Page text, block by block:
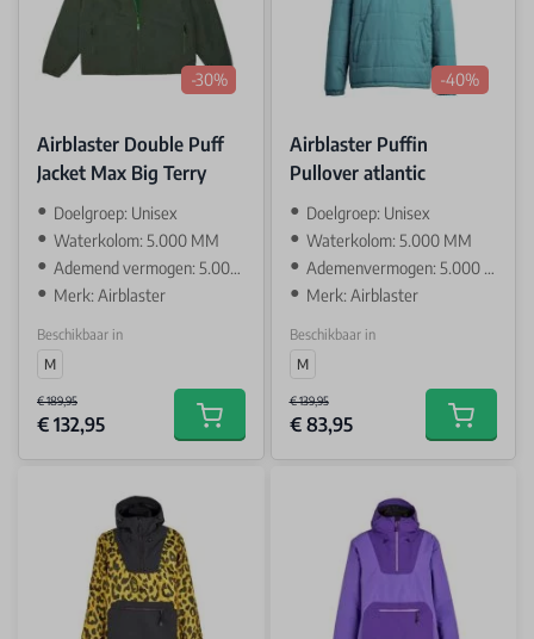
-30%
Airblaster Double Puff
Jacket Max Big Terry
Doelgroep: Unisex
Waterkolom: 5.000 MM
Ademend vermogen: 5.000 GR
Merk: Airblaster
Beschikbaar in
M
€ 189,95
€ 132,95 Add to cart
-40%
Airblaster Puffin
Pullover atlantic
Doelgroep: Unisex
Waterkolom: 5.000 MM
Ademenvermogen: 5.000 GR
Merk: Airblaster
Beschikbaar in
M
€ 139,95
€ 83,95 Add to